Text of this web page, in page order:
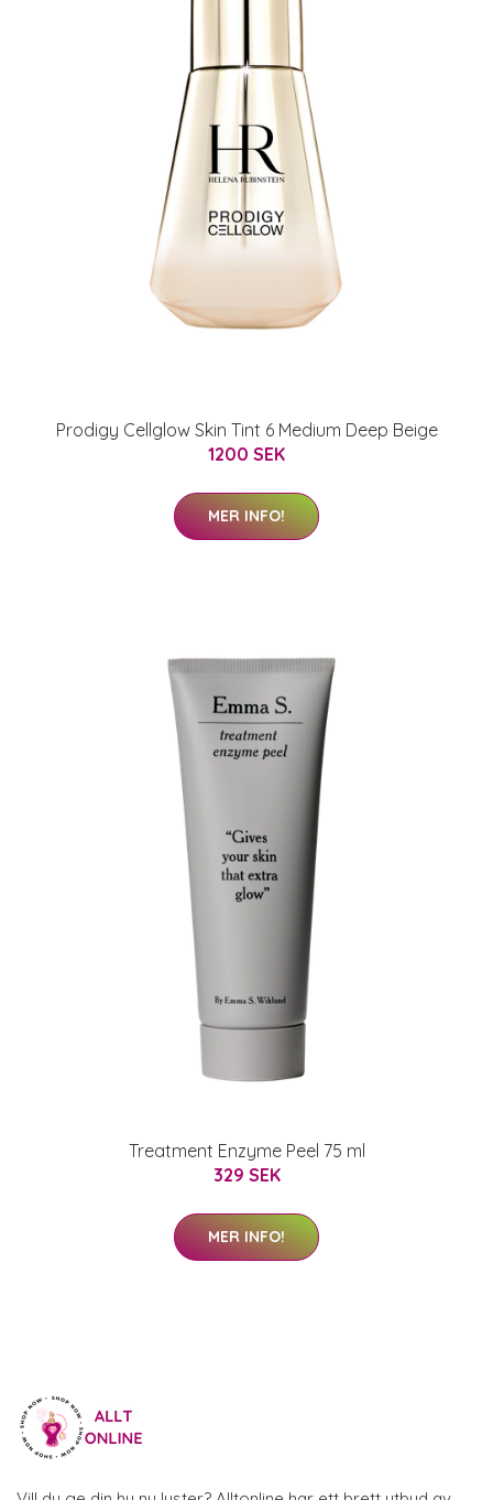
Prodigy Cellglow Skin Tint 6 Medium Deep Beige
1200 SEK
MER INFO!
Treatment Enzyme Peel 75 ml
329 SEK
MER INFO!